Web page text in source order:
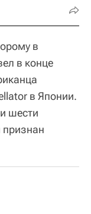
в
в конце
в Японии.
шести
признан